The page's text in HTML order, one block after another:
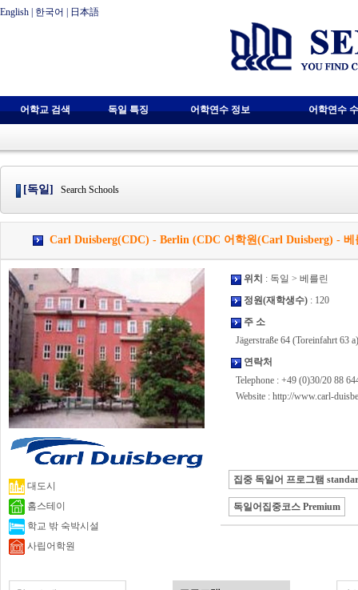
English 한국어 日本語
어학교 검색 독일 특징 어학연수 정보 어학연수
[독일] Search Schools
Carl Duisberg(CDC) - Berlin (CDC 어학원(Carl Duisberg) - 베
대도시
홈스테이
학교 밖 숙박시설
사립어학원
위치 : 독일 > 베를린
정원(재학생수) : 120
주 소
Jägerstraße 64 (Toreinfahrt 63
연락처
Telephone : +49 (0)30/20 88
Website : http://www.carl-
집중 독일어 프로그램
독일어집중코스 Premium